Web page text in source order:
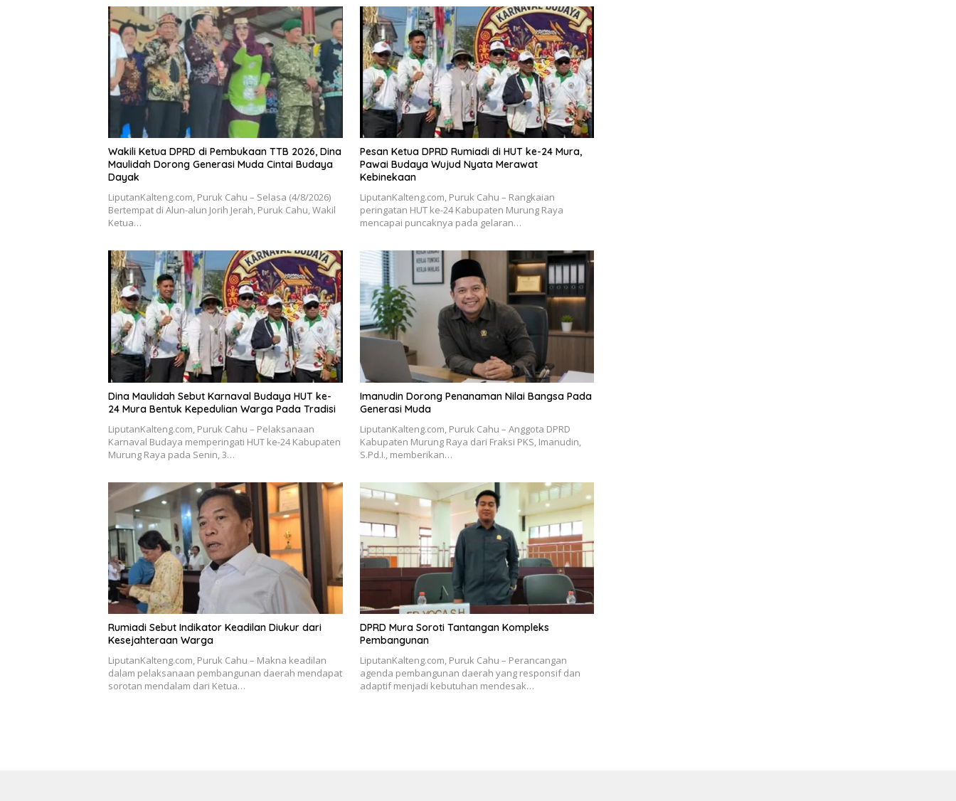
Wakili Ketua DPRD di Pembukaan TTB 2026, Dina
Maulidah Dorong Generasi Muda Cintai Budaya
Dayak
LiputanKalteng.com, Puruk Cahu – Selasa (4/8/2026)
Bertempat di Alun-alun Jorih Jerah, Puruk Cahu, Wakil
Ketua…
Pesan Ketua DPRD Rumiadi di HUT ke-24 Mura,
Pawai Budaya Wujud Nyata Merawat
Kebinekaan
LiputanKalteng.com, Puruk Cahu – Rangkaian
peringatan HUT ke-24 Kabupaten Murung Raya
mencapai puncaknya pada gelaran…
Dina Maulidah Sebut Karnaval Budaya HUT ke-
24 Mura Bentuk Kepedulian Warga Pada Tradisi
LiputanKalteng.com, Puruk Cahu – Pelaksanaan
Karnaval Budaya memperingati HUT ke-24 Kabupaten
Murung Raya pada Senin, 3…
Imanudin Dorong Penanaman Nilai Bangsa Pada
Generasi Muda
LiputanKalteng.com, Puruk Cahu – Anggota DPRD
Kabupaten Murung Raya dari Fraksi PKS, Imanudin,
S.Pd.I., memberikan…
Rumiadi Sebut Indikator Keadilan Diukur dari
Kesejahteraan Warga
LiputanKalteng.com, Puruk Cahu – Makna keadilan
dalam pelaksanaan pembangunan daerah mendapat
sorotan mendalam dari Ketua…
DPRD Mura Soroti Tantangan Kompleks
Pembangunan
LiputanKalteng.com, Puruk Cahu – Perancangan
agenda pembangunan daerah yang responsif dan
adaptif menjadi kebutuhan mendesak…